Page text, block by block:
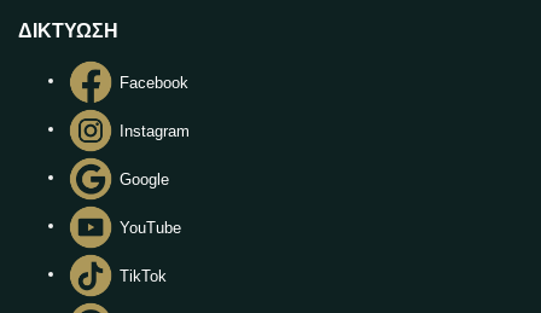
ΔΙΚΤΥΩΣΗ
Facebook
Instagram
Google
YouTube
TikTok